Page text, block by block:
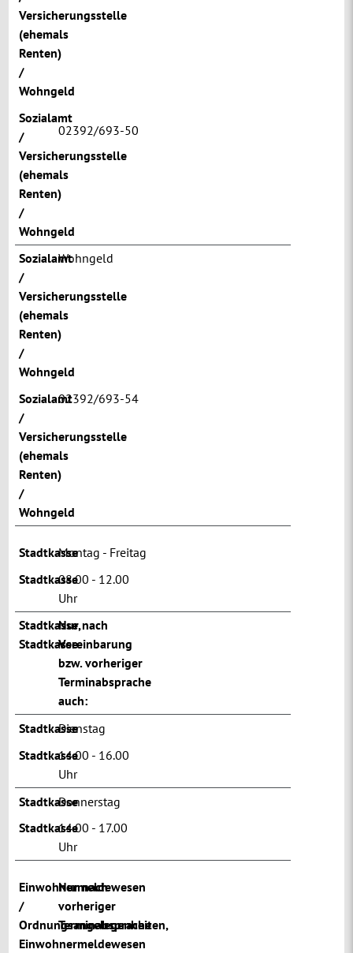
Versicherungsstelle
(ehemals
Renten)
/
Wohngeld
Sozialamt
/
Versicherungsstelle
(ehemals
Renten)
/
Wohngeld
02392/693-50
Sozialamt
/
Versicherungsstelle
(ehemals
Renten)
/
Wohngeld
Wohngeld
Sozialamt
/
Versicherungsstelle
(ehemals
Renten)
/
Wohngeld
02392/693-54
StadtkasseMontag - Freitag
Stadtkasse08.00 - 12.00
Uhr
Stadtkasse,
Stadtkasse
Nur nach
Vereinbarung
bzw. vorheriger
Terminabsprache
auch:
StadtkasseDienstag
Stadtkasse14.00 - 16.00
Uhr
StadtkasseDonnerstag
Stadtkasse14.00 - 17.00
Uhr
Einwohnermeldewesen
/
Ordnungsangelegenheiten,
Einwohnermeldewesen
Nur nach
vorheriger
Terminabsprache